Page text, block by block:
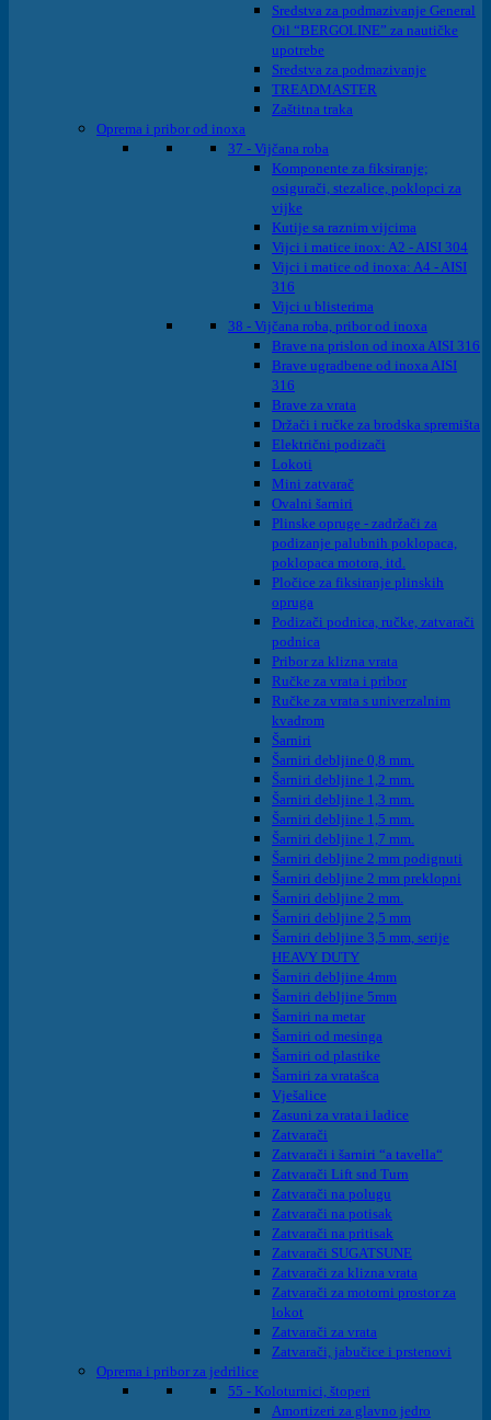
Sredstva za podmazivanje General
Oil “BERGOLINE” za nautičke
upotrebe
Sredstva za podmazivanje
TREADMASTER
Zaštitna traka
Oprema i pribor od inoxa
37 - Vijčana roba
Komponente za fiksiranje;
osigurači, stezalice, poklopci za
vijke
Kutije sa raznim vijcima
Vijci i matice inox: A2 - AISI 304
Vijci i matice od inoxa: A4 - AISI
316
Vijci u blisterima
38 - Vijčana roba, pribor od inoxa
Brave na prislon od inoxa AISI 316
Brave ugradbene od inoxa AISI
316
Brave za vrata
Držači i ručke za brodska spremišta
Električni podizači
Lokoti
Mini zatvarač
Ovalni šarniri
Plinske opruge - zadržači za
podizanje palubnih poklopaca,
poklopaca motora, itd.
Pločice za fiksiranje plinskih
opruga
Podizači podnica, ručke, zatvarači
podnica
Pribor za klizna vrata
Ručke za vrata i pribor
Ručke za vrata s univerzalnim
kvadrom
Šarniri
Šarniri debljine 0,8 mm.
Šarniri debljine 1,2 mm.
Šarniri debljine 1,3 mm.
Šarniri debljine 1,5 mm.
Šarniri debljine 1,7 mm.
Šarniri debljine 2 mm podignuti
Šarniri debljine 2 mm preklopni
Šarniri debljine 2 mm.
Šarniri debljine 2,5 mm
Šarniri debljine 3,5 mm, serije
HEAVY DUTY
Šarniri debljine 4mm
Šarniri debljine 5mm
Šarniri na metar
Šarniri od mesinga
Šarniri od plastike
Šarniri za vratašca
Vješalice
Zasuni za vrata i ladice
Zatvarači
Zatvarači i šarniri “a tavella“
Zatvarači Lift snd Turn
Zatvarači na polugu
Zatvarači na potisak
Zatvarači na pritisak
Zatvarači SUGATSUNE
Zatvarači za klizna vrata
Zatvarači za motorni prostor za
lokot
Zatvarači za vrata
Zatvarači, jabučice i prstenovi
Oprema i pribor za jedrilice
55 - Koloturnici, štoperi
Amortizeri za glavno jedro